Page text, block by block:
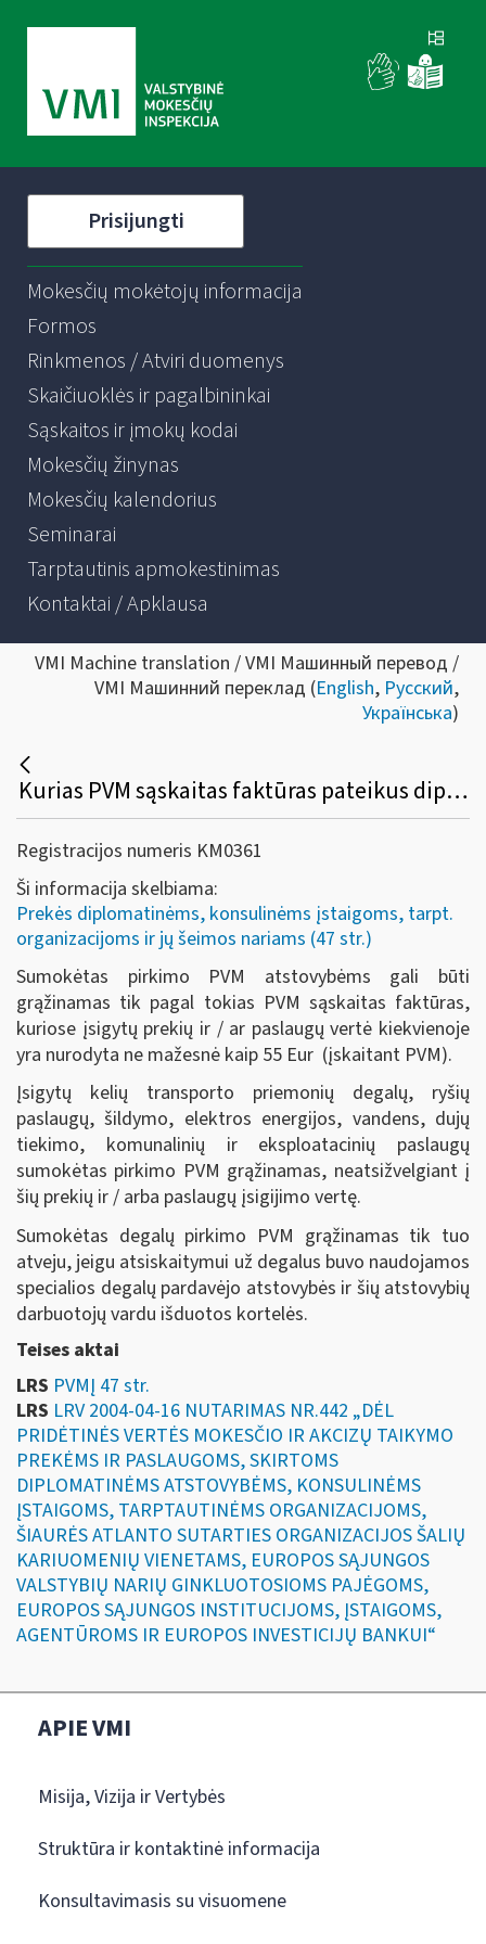
Prisijungti
Mokesčių mokėtojų informacija
Formos
Rinkmenos / Atviri duomenys
Skaičiuoklės ir pagalbininkai
Sąskaitos ir įmokų kodai
Mokesčių žinynas
Mokesčių kalendorius
Seminarai
Tarptautinis apmokestinimas
Kontaktai / Apklausa
VMI Machine translation / VMI Машинный перевод /
VMI Машинний переклад (English, Русский,
Українська)
Kurias PVM sąskaitas faktūras pateikus diplomatinėms atstovybėms, konsulinėms įstaigoms ir tarptautinėms organizacijoms ar jų atstovybėms, taip pat šių atstovybių ir įstaigų nariams ir jų šeimų nariams gali būti grąžinamas sumokėtas pirkimo PVM?
Registracijos numeris KM0361
Ši informacija skelbiama:
Prekės diplomatinėms, konsulinėms įstaigoms, tarpt.
organizacijoms ir jų šeimos nariams (47 str.)
Sumokėtas pirkimo PVM atstovybėms gali būti
grąžinamas tik pagal tokias PVM sąskaitas faktūras,
kuriose įsigytų prekių ir / ar paslaugų vertė kiekvienoje
yra nurodyta ne mažesnė kaip 55 Eur (įskaitant PVM).
Įsigytų kelių transporto priemonių degalų, ryšių
paslaugų, šildymo, elektros energijos, vandens, dujų
tiekimo, komunalinių ir eksploatacinių paslaugų
sumokėtas pirkimo PVM grąžinamas, neatsižvelgiant į
šių prekių ir / arba paslaugų įsigijimo vertę.
Sumokėtas degalų pirkimo PVM grąžinamas tik tuo
atveju, jeigu atsiskaitymui už degalus buvo naudojamos
specialios degalų pardavėjo atstovybės ir šių atstovybių
darbuotojų vardu išduotos kortelės.
Teises aktai
LRS PVMĮ 47 str.
LRS LRV 2004-04-16 NUTARIMAS NR.442 „DĖL
PRIDĖTINĖS VERTĖS MOKESČIO IR AKCIZŲ TAIKYMO
PREKĖMS IR PASLAUGOMS, SKIRTOMS
DIPLOMATINĖMS ATSTOVYBĖMS, KONSULINĖMS
ĮSTAIGOMS, TARPTAUTINĖMS ORGANIZACIJOMS,
ŠIAURĖS ATLANTO SUTARTIES ORGANIZACIJOS ŠALIŲ
KARIUOMENIŲ VIENETAMS, EUROPOS SĄJUNGOS
VALSTYBIŲ NARIŲ GINKLUOTOSIOMS PAJĖGOMS,
EUROPOS SĄJUNGOS INSTITUCIJOMS, ĮSTAIGOMS,
AGENTŪROMS IR EUROPOS INVESTICIJŲ BANKUI“
APIE VMI
Misija, Vizija ir Vertybės
Struktūra ir kontaktinė informacija
Konsultavimasis su visuomene